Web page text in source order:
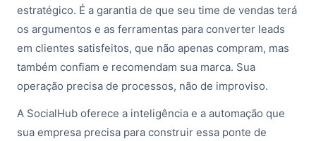
estratégico. É a garantia de que seu time de vendas terá
os argumentos e as ferramentas para converter leads
em clientes satisfeitos, que não apenas compram, mas
também confiam e recomendam sua marca. Sua
operação precisa de processos, não de improviso.
A SocialHub oferece a inteligência e a automação que
sua empresa precisa para construir essa ponte de